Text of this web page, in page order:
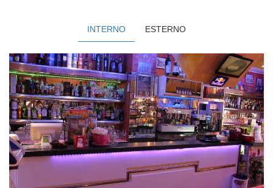
INTERNO ESTERNO